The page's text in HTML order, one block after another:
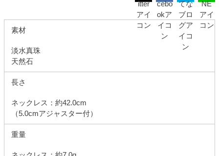
素材
淡水真珠
天然石
長さ
ネックレス：約42.0cm
（5.0cmアジャスター付）
重量